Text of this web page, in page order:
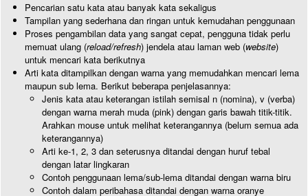
Pencarian satu kata atau banyak kata sekaligus
Tampilan yang sederhana dan ringan untuk kemudahan penggunaan
Proses pengambilan data yang sangat cepat, pengguna tidak perlu
memuat ulang (reload/refresh) jendela atau laman web (website)
untuk mencari kata berikutnya
Arti kata ditampilkan dengan warna yang memudahkan mencari lema
maupun sub lema. Berikut beberapa penjelasannya:
Jenis kata atau keterangan istilah semisal n (nomina), v (verba)
dengan warna merah muda (pink) dengan garis bawah titik-titik.
Arahkan mouse untuk melihat keterangannya (belum semua ada
keterangannya)
Arti ke-1, 2, 3 dan seterusnya ditandai dengan huruf tebal
dengan latar lingkaran
Contoh penggunaan lema/sub-lema ditandai dengan warna biru
Contoh dalam peribahasa ditandai dengan warna oranye